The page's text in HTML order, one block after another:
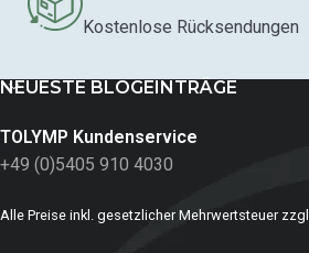
Kostenlose Rücksendungen
NEUESTE BLOGEINTRÄGE
TOLYMP Kundenservice
+49 (0)5405 910 4030
Alle Preise inkl. gesetzlicher Mehrwertsteuer zzgl.